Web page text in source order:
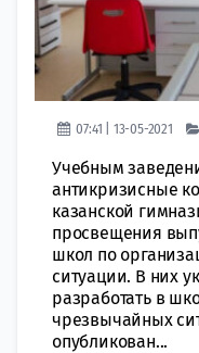
07:41 | 13-05-2021
Учебным
антикризисные
казанской
просвещения
школ по
ситуации. В них
разработать в
чрезвычайных
опубликован...